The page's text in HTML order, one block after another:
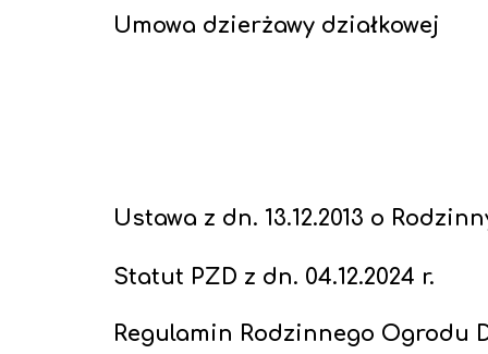
Regulamin Rodzinnego Ogrodu
Statut PZD z dn. 04.12.2024 r.
Ustawa z dn. 13.12.2013 o
Umowa dzierżawy działkowej